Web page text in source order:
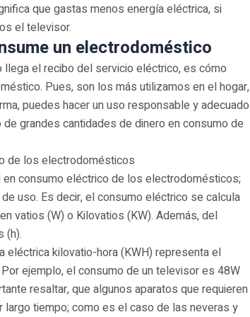
que gastas menos energía eléctrica, si
el televisor.
un electrodoméstico
llega el recibo del servicio eléctrico, es cómo
Pues, son los más utilizamos en el hogar,
puedes hacer un uso responsable y adecuado
grandes cantidades de dinero en consumo de
de los electrodomésticos
consumo eléctrico de los electrodomésticos;
uso. Es decir, el consumo eléctrico se calcula
vatios (W) o Kilovatios (KW). Además, del
(h).
eléctrica kilovatio-hora (KWH) representa el
ejemplo, el consumo de un televisor es 48W
resaltar, que algunos aparatos que requieren
tiempo; como es el caso de las neveras y